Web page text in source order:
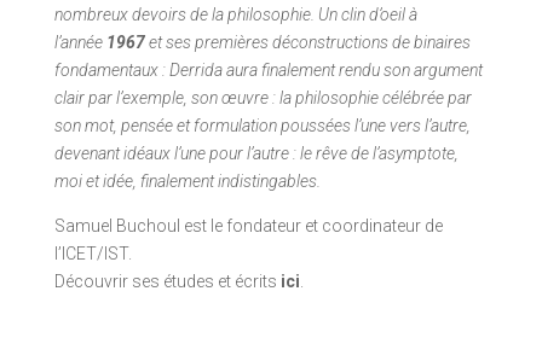
nombreux devoirs de la philosophie. Un clin d’oeil à
l’année 1967et ses premières déconstructions de binaires
fondamentaux : Derrida aura finalement rendu son argument
clair par l’exemple, son œuvre : la philosophie célébrée par
son mot, pensée et formulation poussées l’une vers l’autre,
devenant idéaux l’une pour l’autre : le rêve de l’asymptote,
moi et idée, finalement indistingables.
Samuel Buchoul est le fondateur et coordinateur de
l’ICET/IST.
Découvrir ses études et écrits ici